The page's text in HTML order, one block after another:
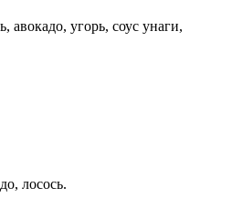
авокадо, угорь, соус унаги,
лосось.